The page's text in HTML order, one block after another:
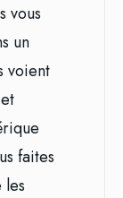
vous
un
voient
faites
les